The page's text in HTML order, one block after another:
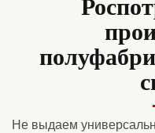
Не выдаем